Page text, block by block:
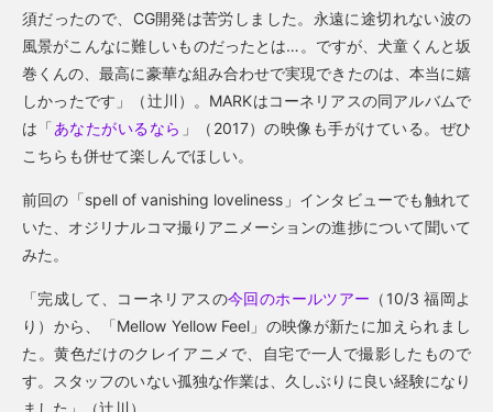
須だったので、CG開発は苦労しました。永遠に途切れない波の
風景がこんなに難しいものだったとは…。ですが、犬童くんと坂
巻くんの、最高に豪華な組み合わせで実現できたのは、本当に嬉
しかったです」（辻川）。MARKはコーネリアスの同アルバムで
は「あなたがいるなら 」（2017）の映像も手がけている。ぜひ
こちらも併せて楽しんでほしい。
前回の「spell of vanishing loveliness」インタビューでも触れて
いた、オジリナルコマ撮りアニメーションの進捗について聞いて
みた。
「完成して、コーネリアスの今回のホールツアー （10/3 福岡よ
り）から、「Mellow Yellow Feel」の映像が新たに加えられまし
た。黄色だけのクレイアニメで、自宅で一人で撮影したもので
す。スタッフのいない孤独な作業は、久しぶりに良い経験になり